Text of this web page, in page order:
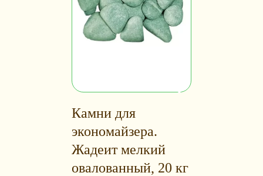
Камни для
экономайзера.
Жадеит мелкий
овалованный, 20 кг